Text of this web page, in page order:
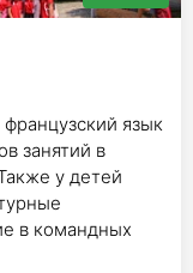
язык
занятий в
у детей
в командных